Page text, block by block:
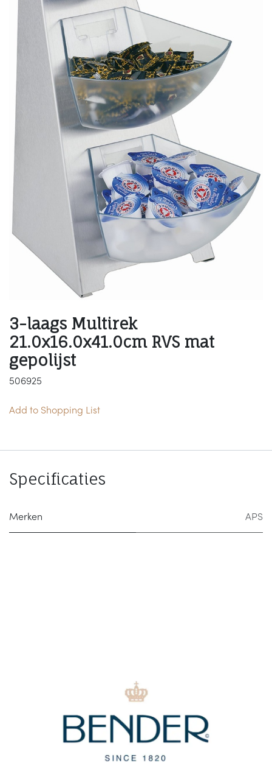
3-laags Multirek
21.0x16.0x41.0cm RVS mat
gepolijst
506925
Add to Shopping List
Specificaties
Merken APS